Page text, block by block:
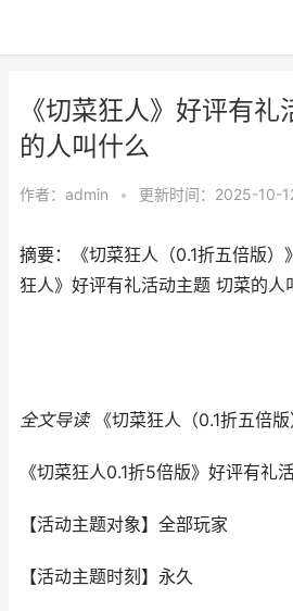
《切菜狂人》好评有
的人叫什么
作者： admin • 更新时间：2025-10-
摘要：《切菜狂人（0.1折五倍版）
狂人》好评有礼活动主题 切菜的人
全文导读《切菜狂人（0.1折五倍
《切菜狂人0.1折5倍版》好评有礼
【活动主题对象】全部玩家
【活动主题时刻】永久